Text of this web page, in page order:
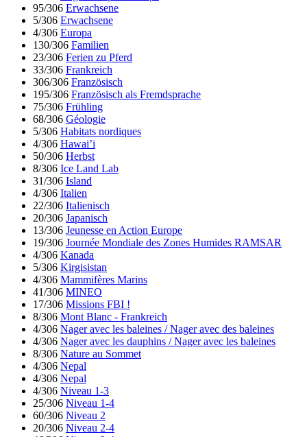
95/306 Erwachsene
5/306 Erwachsene
4/306 Europa
130/306 Familien
23/306 Ferien zu Pferd
33/306 Frankreich
306/306 Französisch
195/306 Französisch als Fremdsprache
75/306 Frühling
68/306 Géologie
5/306 Habitats nordiques
4/306 Hawai’i
50/306 Herbst
8/306 Ice Land Lab
31/306 Island
4/306 Italien
22/306 Italienisch
20/306 Japanisch
13/306 Jeunesse en Action Europe
19/306 Journée Mondiale des Zones Humides RAMSAR
4/306 Kanada
5/306 Kirgisistan
4/306 Mammifères Marins
41/306 MINEO
17/306 Missions FBI !
8/306 Mont Blanc - Frankreich
4/306 Nager avec les baleines / Nager avec des baleines
4/306 Nager avec les dauphins / Nager avec les baleines
8/306 Nature au Sommet
4/306 Nepal
4/306 Nepal
4/306 Niveau 1-3
25/306 Niveau 1-4
60/306 Niveau 2
20/306 Niveau 2-4